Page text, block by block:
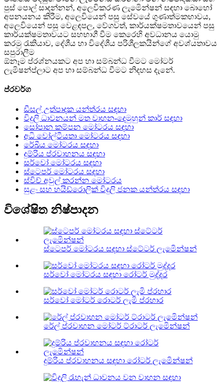
පුස් පොල් සාදන්නන්, අලෙවිකරණ ලැමිෙන්ෂන් සඳහා බොහෝ
අපනයනය කිරීම, අලෙවියෙන් පසු සේවයේ ගුණාත්මකභාවය,
අලෙවියෙන් පසු වෙළඳපල, වේගවත්, කාර්යක්ෂමතාවයෙන් පසු
කාර්යක්ෂමතාවයට සහභාගී වීම කෙරෙහි අවධානය යොමු
කරමු රැකියාව, දේශීය හා විදේශීය පරිශීලකයින්ගේ අවශ්යතාවය
සපුරාලීම
ඕනෑම ප්රශ්නයකට අප හා සම්බන්ධ වීමට මෝටර්
ලැමිෂන්ප්ලාට අප හා සම්බන්ධ වීමට නිදහස දැනේ.
ප්රවර්ග
ඩීසල් උත්පාදක යන්ත්රය සඳහා
විදුලි ධාවනයන් මත වාහන-දෙමුහුන් කාර් සඳහා
සෝපාන කම්පන මෝටරය සඳහා
අධි වෝල්ටීයතා මෝටරය සඳහා
රේඛීය මෝටරය සඳහා
දුම්රිය ප්රවාහනය සඳහා
සර්වෝ මෝටරය සඳහා
ස්ටෙපර් මෝටරය සඳහා
ස්විච් අවුල් කරන්න මෝටරය
සුළං සහ හයිඩ්රොලික් විදුලි ජනක යන්ත්රය සඳහා
විශේෂිත නිෂ්පාදන
ස්ටෙපර් මෝටරය සඳහා ස්ටේටර් ලැමිෙන්ෂන්
සර්වෝ මෝටරය සඳහා රෝටර් මුද්දර
සර්වෝ මෝටර් රොටර් ලැමි ප්රහාර
රේල් ප්රවාහන මෝටර් ට්රාටර් ලැමිෙන්ෂන්
දුම්රිය ප්රවාහනය සඳහා රෝටර් ලැමිෙන්ෂන්